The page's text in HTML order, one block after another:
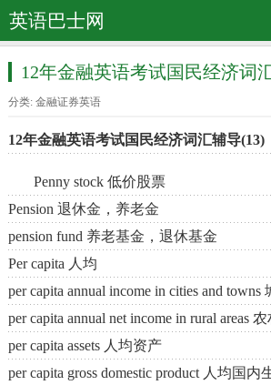
英语巴士网
12年金融英语考试国民经济词
分类: 金融证券英语
12年金融英语考试国民经济词汇辅导(13)
Penny stock 低价股票
Pension 退休金，养老金
pension fund 养老基金，退休基金
Per capita 人均
per capita annual income in cities and
per capita annual net income in rural areas
per capita assets 人均资产
per capita gross domestic product 人均国内